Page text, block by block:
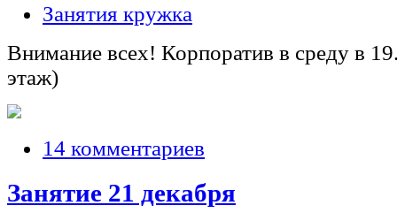
Занятия кружка
Внимание всех! Корпоратив в среду в
этаж)
14 комментариев
Занятие 21 декабря